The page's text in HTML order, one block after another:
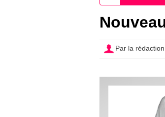
Par la rédaction